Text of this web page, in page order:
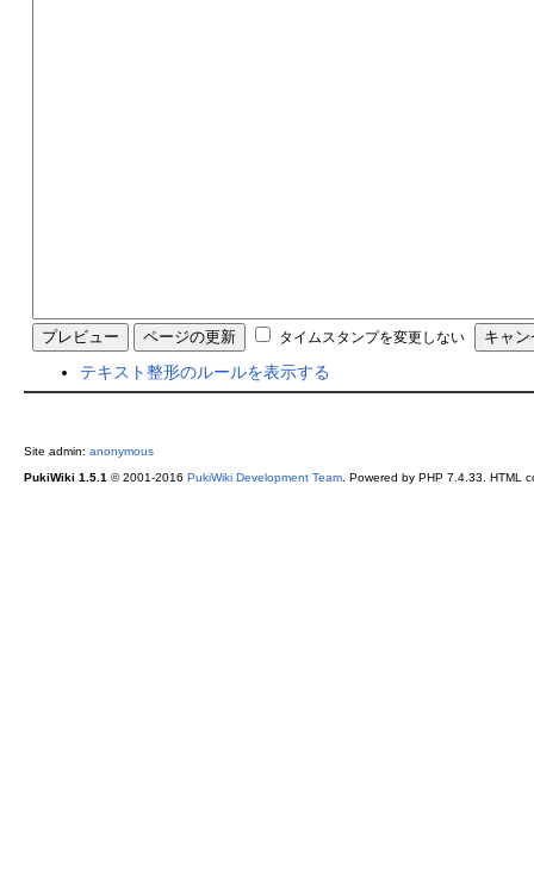
タイムスタンプを変更しない
テキスト整形のルールを表示する
Site admin: anonymous
PukiWiki 1.5.1 © 2001-2016 PukiWiki Development Team. Powered by PHP 7.4.33. HTML